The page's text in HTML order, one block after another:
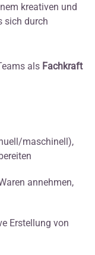
kreativen und
sich durch
als Fachkraft
maschinell),
annehmen,
Erstellung von